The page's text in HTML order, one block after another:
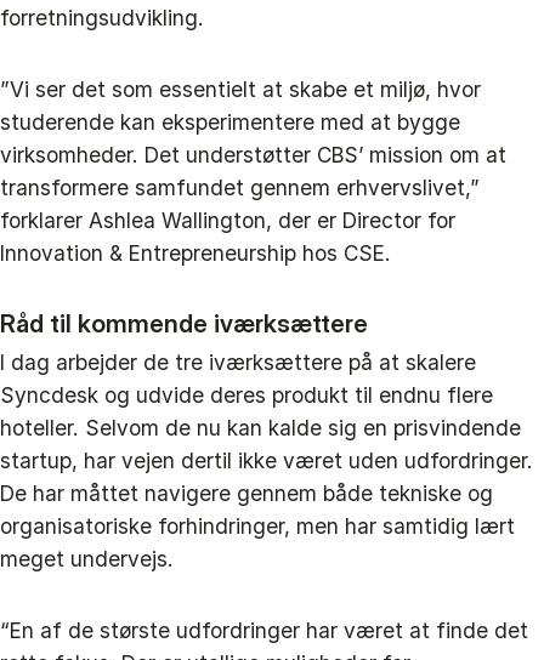
forretningsudvikling.
”Vi ser det som essentielt at skabe et miljø, hvor
studerende kan eksperimentere med at bygge
virksomheder. Det understøtter CBS’ mission om at
transformere samfundet gennem erhvervslivet,”
forklarer Ashlea Wallington, der er Director for
Innovation & Entrepreneurship hos CSE.
Råd til kommende iværksættere
I dag arbejder de tre iværksættere på at skalere
Syncdesk og udvide deres produkt til endnu flere
hoteller. Selvom de nu kan kalde sig en prisvindende
startup, har vejen dertil ikke været uden udfordringer.
De har måttet navigere gennem både tekniske og
organisatoriske forhindringer, men har samtidig lært
meget undervejs.
“En af de største udfordringer har været at finde det